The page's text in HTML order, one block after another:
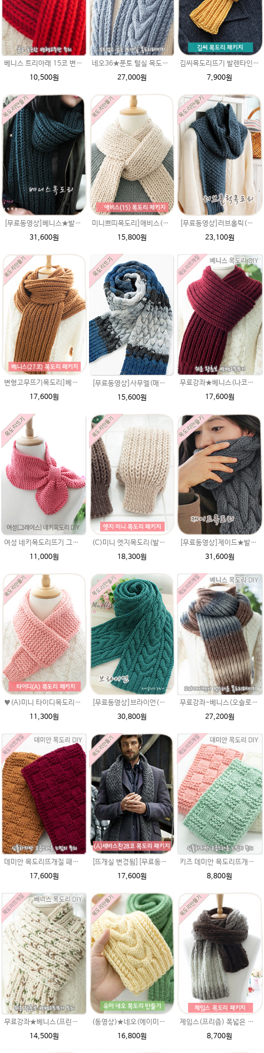
베니스 트리아래 15코 변형고무뜨기 목도리뜨개질 김씨목도리
10,500원
네오36★푼토 털실 목도리뜨개질 손뜨개
27,000원
김씨목도리뜨기 발렌타인울 DIY 재료 패키지/남여 커플목도리뜨개질 굵은털실 김C변형고무뜨기목도리/목도리만들기/뜨개질목도리
7,900원
[무료동영상]베니스★발렌타인울 손뜨개질목도리뜨기 길라임목도리 남여 커플목도리뜨개질 굵은털실 변형고무뜨기 목도리
31,600원
미니쁘띠목도리]애비스(발렌타인울) 15코 DIY 재료 패키지/1코고무뜨기, 한코고무단/남여 커플목도리뜨개질 털실
15,800원
[무료동영상]러브홀릭(시크릿울) 문근영 멍석뜨기 메리목도리 남친크리스마스 특별한선물 동영상시디 도안만들기뜨기 털실 뜨개질실
23,100원
변형고무뜨기목도리]베니스(댄디울) 27코 DIY 재료 패키지/남여 커플목도리뜨개질 털실 김C변형고무뜨기목도리/목도리만들기/뜨개질목도리
17,600원
[무료동영상]사무엘(매직그라데이션)목도리패키지 이지프린트뜨개실 손뜨개질 diy 뜨개질뜨기무늬도안 뜨는법 남자친구 따뜻한 크리스마스선물 털실
15,600원
무료강좌★베니스(나코폴라) 목도리DIY패키지(줄바늘포함)
17,600원
여성 네키목도리뜨기 그레이스메리노울 뜨개실 2볼 DIY
11,000원
(C)미니 엣지목도리(발렌타인울)패키지(유료강좌)/미니 머플러/미니목도리뜨기/좁은 고무단/손뜨개목도리/미니뜨개질목도리/뜨개질목도리/변형고무단/변형 1코고무단뜨기
18,300원
[무료동영상]제이드★발렌타인울 크리스마스선물 남여 커플 목도리뜨기 뜨개질짜기 손뜨개만들기 왕초보 꽈배기무늬뜨기도안 동영상
31,600원
♥(A)미니 타이디목도리(댄디울)패키지(유료강좌)/미니 머플러/미니목도리뜨기/좁은 고무단/손뜨개목도리/미니뜨개질목도리/뜨개질목도리/변형고무단/변형 고무단뜨기
11,300원
[무료동영상]브라이언(시크릿울) 목도리만들기 diy 꽈배기무늬뜨기 뜨개질패키지 손뜨게 대바늘 제일모직 털실
30,800원
무료강좌-베니스(오슬로울)목도리뜨기 DIY 패키지(줄바늘 포함) 그라데이션목도리
27,200원
데미안 목도리뜨개질 패키지 (댄디울4볼+도안+줄바늘8호)
17,600원
[뜨개실 변경됨][무료동영상]세바스찬(댄디울) 손뜨개질 남자목도리뜨기 꽈배기도안 자라목도리 여자 커플 니트목도리뜨개질무늬 굵은털실/목도리만들기/목도리
17,600원
키즈 데미안 목도리뜨개질 패키지 (댄디울2볼+도안) 아기목도리뜨기
8,800원
무료강좌★베니스(프린트메가) 목도리DIY패키지(줄바늘포함)
14,500원
(동영상)★네오(에이미울)목도리패키지 여아 남아목도리뜨개질/유아목도리/아기목도리뜨개질/아기목도리도안/뜨는방법/손뜨개무료도안/아기목도리뜨기/키즈목도리
16,800원
제임스(프리즘) 폭넓은 목도리패키지 /남자목도리 여자목도리 커플목도리 2코고무단뜨기 /겨울목도리 / 목도리만들기
8,700원